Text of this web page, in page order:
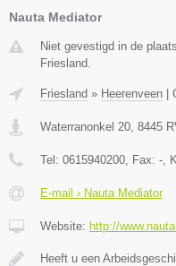
Nauta Mediator
Niet gevestigd in de
Friesland.
Friesland » Heerenveen
Waterranonkel 20 8445
Tel: 0615940200 , Fax: - ,
E-mail › Nauta Mediator
Website: http://
Heeft u een